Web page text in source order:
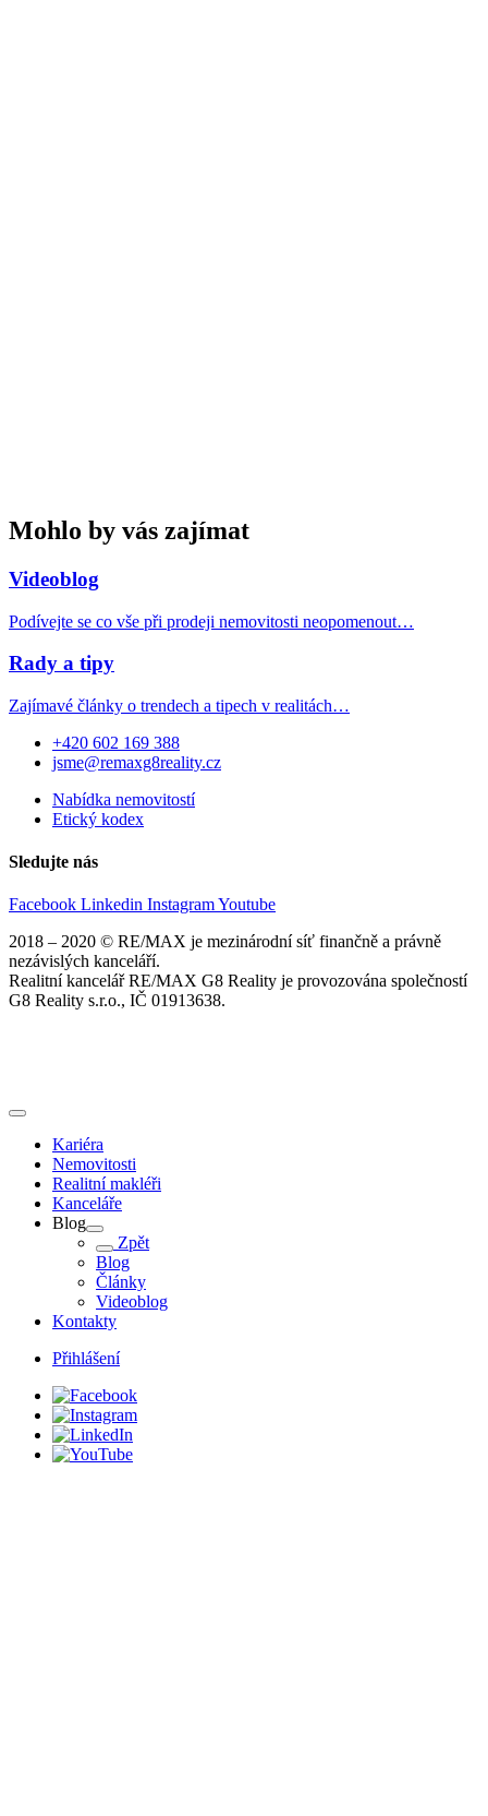
Mohlo by vás zajímat
Videoblog
Podívejte se co vše při prodeji nemovitosti neopomenout…
Rady a tipy
Zajímavé články o trendech a tipech v realitách…
+420 602 169 388
jsme@remaxg8reality.cz
Nabídka nemovitostí
Etický kodex
Sledujte nás
Facebook Linkedin InstagramYoutube
2018 – 2020 © RE/MAX je mezinárodní síť finančně a právně
nezávislých kanceláří.
Realitní kancelář RE/MAX G8 Reality je provozována společností
G8 Reality s.r.o., IČ 01913638.
Kariéra
Nemovitosti
Realitní makléři
Kanceláře
Blog
Zpět
Blog
Články
Videoblog
Kontakty
Přihlášení